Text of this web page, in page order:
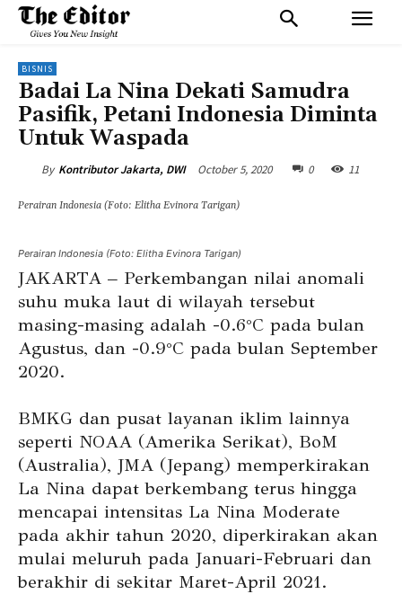
BISNIS
Badai La Nina Dekati Samudra
Pasifik, Petani Indonesia Diminta
Untuk Waspada
By Kontributor Jakarta, DWI October 5, 2020 0 11
Perairan Indonesia (Foto: Elitha Evinora Tarigan)
Perairan Indonesia (Foto: Elitha Evinora Tarigan)
JAKARTA – Perkembangan nilai anomali
suhu muka laut di wilayah tersebut
masing-masing adalah -0.6°C pada bulan
Agustus, dan -0.9°C pada bulan September
2020.
BMKG dan pusat layanan iklim lainnya
seperti NOAA (Amerika Serikat), BoM
(Australia), JMA (Jepang) memperkirakan
La Nina dapat berkembang terus hingga
mencapai intensitas La Nina Moderate
pada akhir tahun 2020, diperkirakan akan
mulai meluruh pada Januari-Februari dan
berakhir di sekitar Maret-April 2021.